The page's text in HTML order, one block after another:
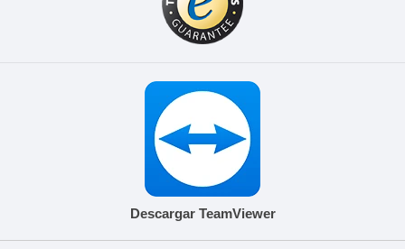
Descargar TeamViewer